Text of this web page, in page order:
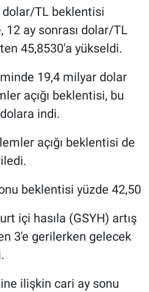
dolar/TL beklentisi
12 ay sonrası dolar/TL
45,8530'a yükseldi.
19,4 milyar dolar
açığı beklentisi, bu
indi.
açığı beklentisi de
beklentisi yüzde 42,50
içi hasıla (GSYH) artış
3'e gerilerken gelecek
ilişkin cari ay sonu